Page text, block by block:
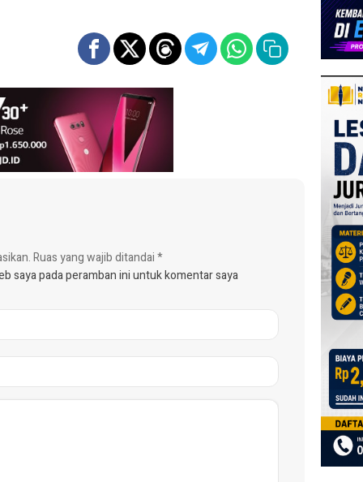
Ruas yang wajib ditandai*
saya pada peramban ini untuk komentar saya